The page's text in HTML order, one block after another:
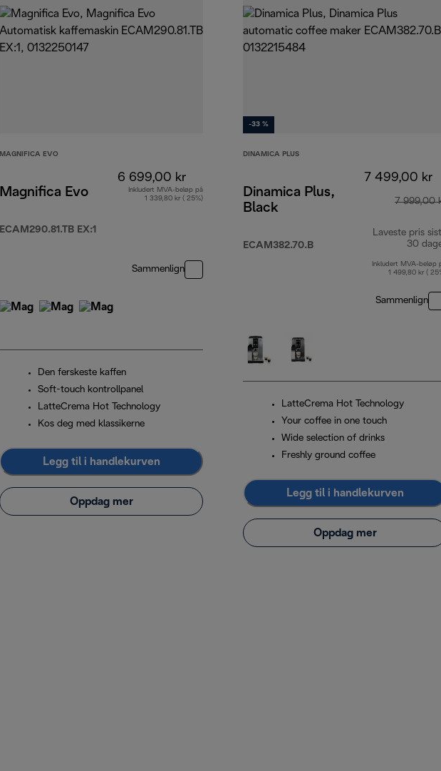
MAGNIFICA EVO
Magnifica Evo
ECAM290.81.TB EX:1
6 699,00 kr
Inkludert MVA-beløp på
1 339,80 kr ( 25%)
Sammenlign
Den ferskeste kaffen
Soft-touch kontrollpanel
LatteCrema Hot Technology
Kos deg med klassikerne
Legg til i handlekurven
Oppdag mer
-33 %
DINAMICA PLUS
Dinamica Plus,
Black
ECAM382.70.B
7 499,00 kr
7 999,00
Laveste pris
30
Inkludert MVA-beløp
1 499,80 kr (
Sammenlign
LatteCrema Hot Technology
Your coffee in one touch
Wide selection of drinks
Freshly ground coffee
Legg til i handlekurven
Oppdag mer